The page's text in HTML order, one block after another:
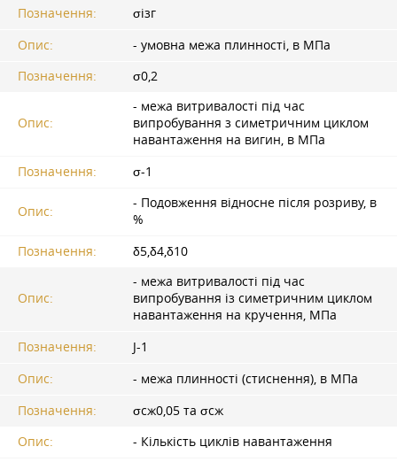
Позначення:
σізг
Опис:
- умовна межа плинності, в МПа
Позначення:
σ0,2
Опис:
- межа витривалості під час
випробування з симетричним циклом
навантаження на вигин, в МПа
Позначення:
σ-1
Опис:
- Подовження відносне після розриву, в
%
Позначення:
δ5,δ4,δ10
Опис:
- межа витривалості під час
випробування із симетричним циклом
навантаження на кручення, МПа
Позначення:
J-1
Опис:
- межа плинності (стиснення), в МПа
Позначення:
σсж0,05 та σсж
Опис:
- Кількість циклів навантаження